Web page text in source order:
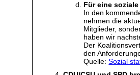
Für eine
In den
nehmen die
Mitglieder,
haben wir
Der
den
Quelle:Sozial